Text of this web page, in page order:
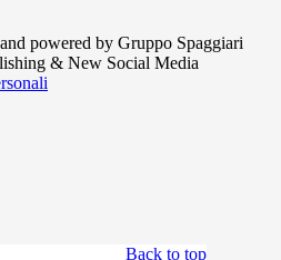
powered by Gruppo Spaggiari
& New Social Media
Back to top